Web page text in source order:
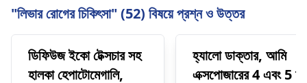
"লিভার রোগের চিকিৎসা" (52) বিষয়ে প্রশ্ন ও উত্তর
ডিফিউজ ইকো টেক্সচার সহ
হালকা হেপাটোমেগালি,
হ্যালো ডাক্তার, আমি
এক্সপোজারের 4 এবং 5